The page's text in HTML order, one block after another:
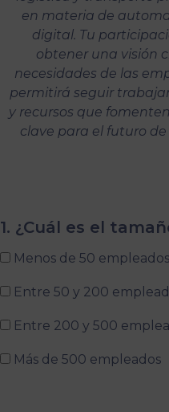
en materia de
digital. Tu
obtener una visión
necesidades de las
permitirá seguir
y recursos que
clave para el futuro
1. ¿Cuál es el
Menos de 50 empleados
Entre 50 y 200
Entre 200 y 500
Más de 500 empleados